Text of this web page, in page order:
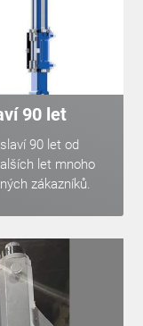
90 let
90 let od
let mnoho
zákazníků.